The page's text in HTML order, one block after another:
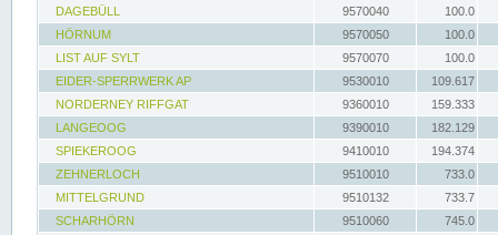
DAGEBÜLL 9570040
100.0
HÖRNUM
9570050
100.0
LIST AUF SYLT
9570070
100.0
EIDER-SPERRWERK AP
9530010
109.617
NORDERNEY RIFFGAT
9360010
159.333
LANGEOOG
9390010
182.129
SPIEKEROOG
9410010
194.374
ZEHNERLOCH
9510010
733.0
MITTELGRUND
9510132
733.7
SCHARHÖRN
9510060
745.0